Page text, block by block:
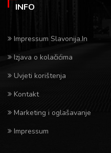
INFO
Impressum Slavonija.In
Izjava o kolačićima
Uvjeti korištenja
Kontakt
Marketing i oglašavanje
Impressum